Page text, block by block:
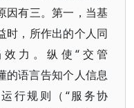
因有三。第一，当基
时，所作出的个人同
力。纵使“交管
的语言告知个人信息
行规则（“服务协